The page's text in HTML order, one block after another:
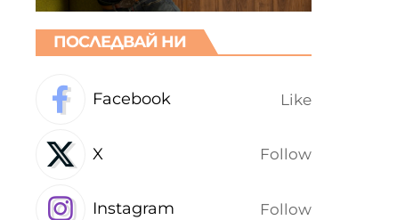
ПОСЛЕДВАЙ НИ
Facebook Like
X Follow
Instagram Follow